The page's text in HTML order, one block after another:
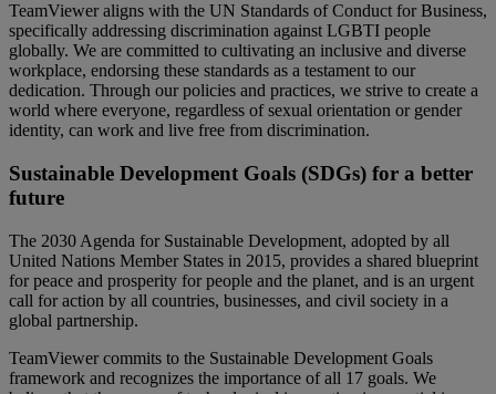
TeamViewer aligns with the UN Standards of Conduct for Business,
specifically addressing discrimination against LGBTI people
globally. We are committed to cultivating an inclusive and diverse
workplace, endorsing these standards as a testament to our
dedication. Through our policies and practices, we strive to create a
world where everyone, regardless of sexual orientation or gender
identity, can work and live free from discrimination.
Sustainable Development Goals (SDGs) for a better
future
The 2030 Agenda for Sustainable Development, adopted by all
United Nations Member States in 2015, provides a shared blueprint
for peace and prosperity for people and the planet, and is an urgent
call for action by all countries, businesses, and civil society in a
global partnership.
TeamViewer commits to the Sustainable Development Goals
framework and recognizes the importance of all 17 goals. We